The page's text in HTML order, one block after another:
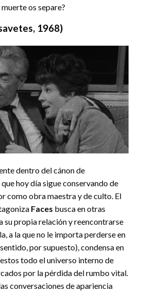
os separe?
1968)
dentro del cánon de
hoy día sigue conservando de
como obra maestra y de culto. El
Faces busca en otras
su propia relación y reencontrarse
a la que no le importa perderse en
por supuesto), condensa en
todo el universo interno de
por la pérdida del rumbo vital.
conversaciones de apariencia